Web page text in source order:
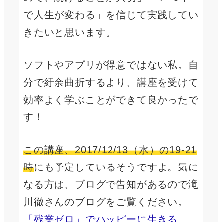
で人生が変わる」を信じて実践してい
きたいと思います。
ソフトやアプリが得意ではない私。自
分で紆余曲折するより、講座を受けて
効率よく学ぶことができて良かったで
す！
この講座、2017/12/13（水）の19-21
時にも予定しているそうですよ。気に
なる方は、ブログで告知があるので滝
川徹さんのブログをご覧ください。
「残業ゼロ」でハッピーに生きる